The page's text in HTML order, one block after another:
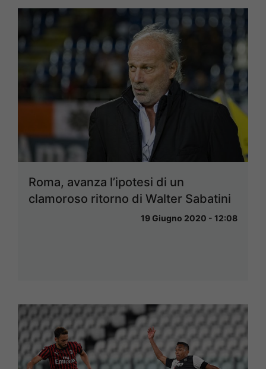
Roma, avanza l’ipotesi di un
clamoroso ritorno di Walter Sabatini
19 Giugno 2020 - 12:08